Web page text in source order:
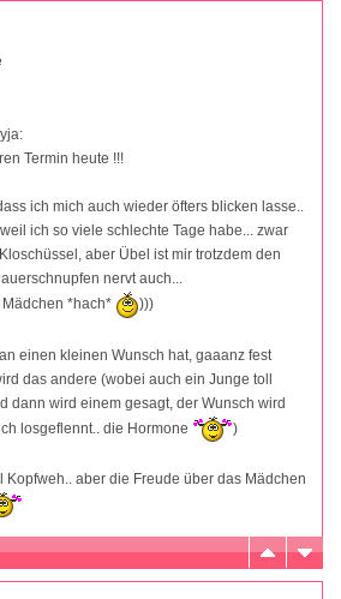
Termin heute !!!
ich mich auch wieder öfters blicken lasse..
ich so viele schlechte Tage habe... zwar
aber Übel ist mir trotzdem den
nervt auch...
*hach*
)))
einen kleinen Wunsch hat, gaaanz fest
das andere (wobei auch ein Junge toll
dann wird einem gesagt, der Wunsch wird
losgeflennt.. die Hormone
)
Kopfweh.. aber die Freude über das Mädchen